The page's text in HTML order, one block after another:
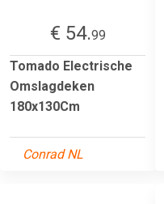
€ 54.99
Tomado Electrische
Omslagdeken
180x130Cm
Conrad NL